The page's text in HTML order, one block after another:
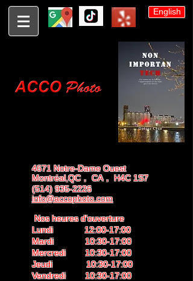
English
4671 Notre-Dame Ouest
Montréal,QC， CA， H4C 1S7
(514) 935-2226
info@accophoto.com
Nos heures d'ouverture
Lundi 12:00-17:00
Mardi 10:30-17:00
Mercredi 10:30-17:00
Jeudi 10:30-17:00
Vendredi 10:30-17:00